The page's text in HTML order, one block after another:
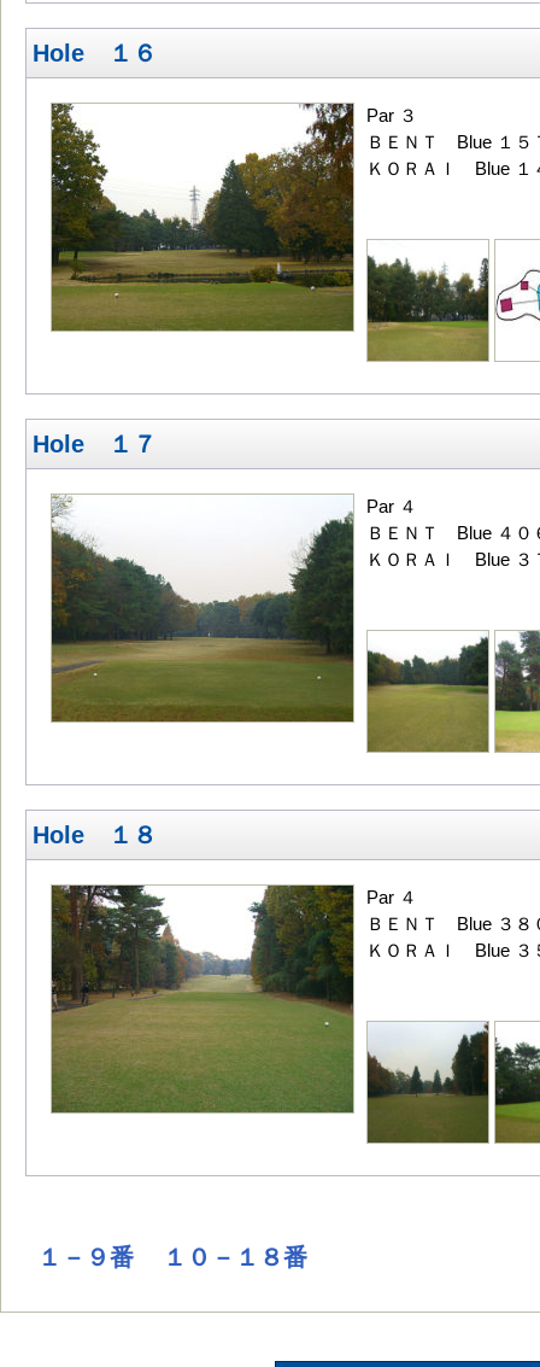
Hole １６
Par ３
ＢＥＮＴ Blue １
ＫＯＲＡＩ Blue
Hole １７
Par ４
ＢＥＮＴ Blue ４
ＫＯＲＡＩ Blue
Hole １８
Par ４
ＢＥＮＴ Blue ３
ＫＯＲＡＩ Blue
１－９番 １０－１８番